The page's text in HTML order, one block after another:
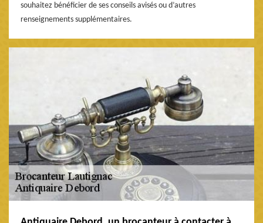
souhaitez bénéficier de ses conseils avisés ou d’autres
renseignements supplémentaires.